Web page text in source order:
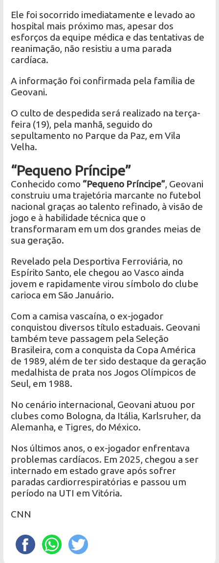
Ele foi socorrido imediatamente e levado ao
hospital mais próximo mas, apesar dos
esforços da equipe médica e das tentativas de
reanimação, não resistiu a uma parada
cardíaca.
A informação foi confirmada pela família de
Geovani.
O culto de despedida será realizado na terça-
feira (19), pela manhã, seguido do
sepultamento no Parque da Paz, em Vila
Velha.
“Pequeno Príncipe”
Conhecido como “Pequeno Príncipe”, Geovani
construiu uma trajetória marcante no futebol
nacional graças ao talento refinado, à visão de
jogo e à habilidade técnica que o
transformaram em um dos grandes meias de
sua geração.
Revelado pela Desportiva Ferroviária, no
Espírito Santo, ele chegou ao Vasco ainda
jovem e rapidamente virou símbolo do clube
carioca em São Januário.
Com a camisa vascaína, o ex-jogador
conquistou diversos título estaduais. Geovani
também teve passagem pela Seleção
Brasileira, com a conquista da Copa América
de 1989, além de ter sido destaque da geração
medalhista de prata nos Jogos Olímpicos de
Seul, em 1988.
No cenário internacional, Geovani atuou por
clubes como Bologna, da Itália, Karlsruher, da
Alemanha, e Tigres, do México.
Nos últimos anos, o ex-jogador enfrentava
problemas cardíacos. Em 2025, chegou a ser
internado em estado grave após sofrer
paradas cardiorrespiratórias e passou um
período na UTI em Vitória.
CNN